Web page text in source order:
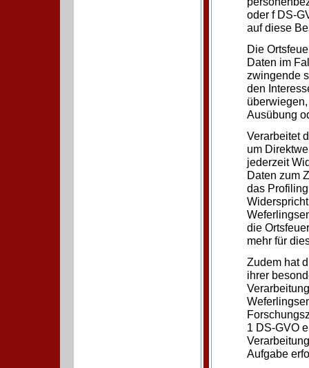
oder f DS-
auf diese
Die
Daten im
zwingende
den
Ausübung
Verarbeitet
um
jederzeit
Daten zum
das
die
mehr für
Zudem hat
ihrer
1 DS-GVO
Aufgabe